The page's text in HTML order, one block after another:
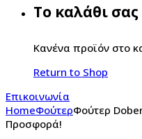
Το καλάθι σας
Κανένα προϊόν στο
Return to Shop
Επικοινωνία
HomeΦούτερΦούτερ
Προσφορά!